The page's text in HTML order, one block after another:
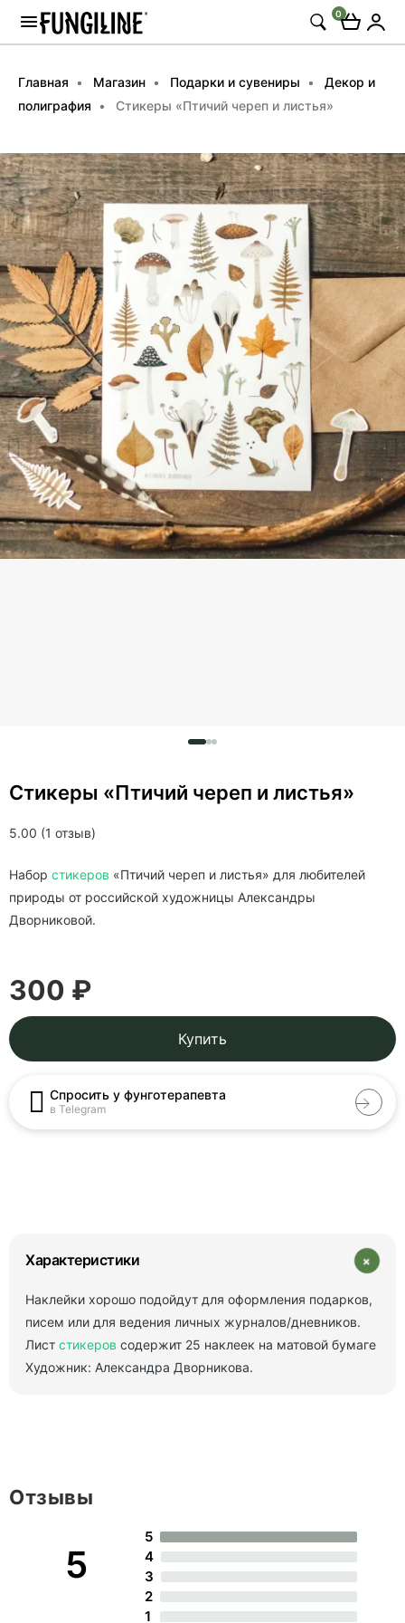
0
Главная Магазин Подарки и сувениры
Декор и
полиграфия
Стикеры «Птичий череп и листья»
5.00 (1 отзыв)
Стикеры «Птичий череп и листья»
Набор стикеров «Птичий череп и листья» для любителей
природы от российской художницы Александры
Дворниковой.
300 ₽
Купить
Спросить у фунготерапевта
в Telegram
Характеристики +
Наклейки хорошо подойдут для оформления подарков,
писем или для ведения личных журналов/дневников.
Лист стикеров содержит 25 наклеек на матовой бумаге
Художник: Александра Дворникова.
5
5
4
3
2
1
Отзывы